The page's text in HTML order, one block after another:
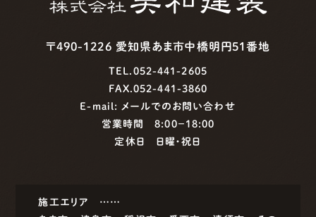
〒490-1226 愛知県あま市中橋明円51番地
TEL.052-441-2605
FAX.052-441-3860
E-mail: メールでのお問い合わせ
営業時間 8:00−18:00
定休日 日曜・祝日
施工エリア ……